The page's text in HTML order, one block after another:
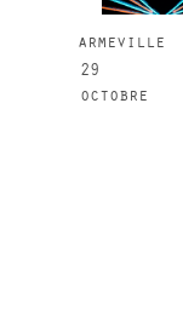
armeville
29
octobre